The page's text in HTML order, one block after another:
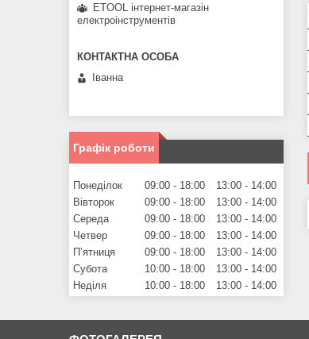
ETOOL інтернет-магазін
електроінструментів
Іванна
Графік роботи
Понеділок 09:00 18:00 13:00
14:00
Вівторок
09:00 18:00 13:00
14:00
Середа
09:00 18:00 13:00
14:00
Четвер
09:00 18:00 13:00
14:00
Пʼятниця
09:00 18:00 13:00
14:00
Субота
10:00 18:00 13:00
14:00
Неділя
10:00 18:00 13:00 14:00